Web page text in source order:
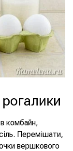
комбайн,
Перемішати,
вершкового